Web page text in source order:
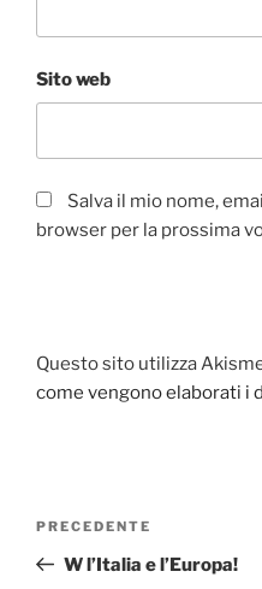
Sito web
Salva il mio nome,
browser per la prossima
Questo sito utilizza
come vengono elaborati i
Articolo
precedente:
PRECEDENTE
W l’Italia e l’Europa!